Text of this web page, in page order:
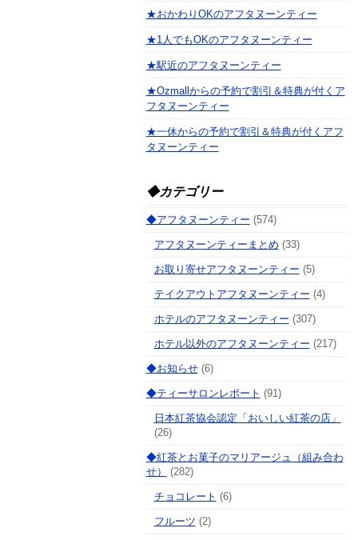
★おかわりOKのアフタヌーンティー
★1人でもOKのアフタヌーンティー
★駅近のアフタヌーンティー
★Ozmallからの予約で割引＆特典が付くア
フタヌーンティー
★一休からの予約で割引＆特典が付くアフ
タヌーンティー
◆カテゴリー
◆アフタヌーンティー (574)
アフタヌーンティーまとめ (33)
お取り寄せアフタヌーンティー (5)
テイクアウトアフタヌーンティー (4)
ホテルのアフタヌーンティー (307)
ホテル以外のアフタヌーンティー (217)
◆お知らせ(6)
◆ティーサロンレポート (91)
日本紅茶協会認定「おいしい紅茶の店」
(26)
◆紅茶とお菓子のマリアージュ（組み合わ
せ）
(282)
チョコレート (6)
フルーツ (2)